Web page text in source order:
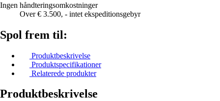
Ingen håndteringsomkostninger
Over € 3.500, - intet ekspeditionsgebyr
Spol frem til:
Produktbeskrivelse
Produktspecifikationer
Relaterede produkter
Produktbeskrivelse